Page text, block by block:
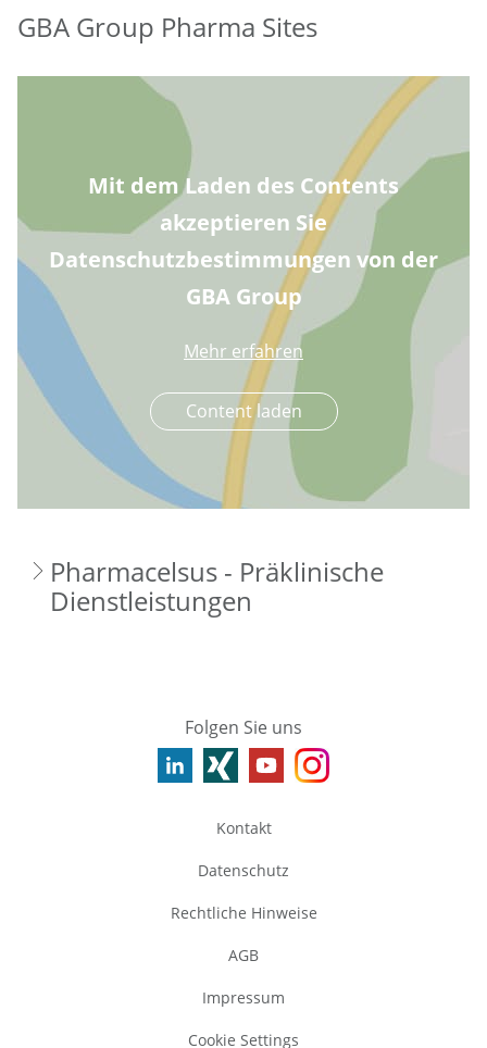
GBA Group Pharma Sites
Mit dem Laden des Contents
akzeptieren Sie
Datenschutzbestimmungen von der
GBA Group
Mehr erfahren
Content laden
Pharmacelsus - Präklinische
Dienstleistungen
Folgen Sie uns
Kontakt
Datenschutz
Rechtliche Hinweise
AGB
Impressum
Cookie Settings